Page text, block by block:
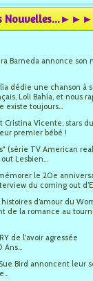
Nouvelles...►►►
Barneda annonce son
dédie une chanson à
Loli Bahía, et nous
existe toujours...
Cristina Vicente, stars
premier bébé !
(série TV American
Lesbien...
le 20e
du coming out
histoires d’amour du
de la romance au
de l'avoir agressée
Bird annoncent leur